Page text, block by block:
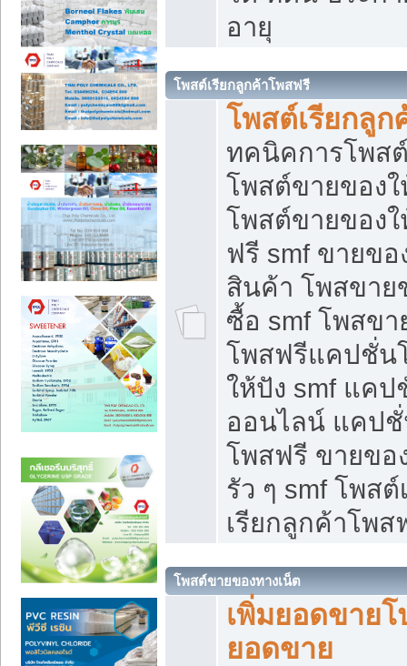
อายุ
โพสต์เรียกลูกค้าโพสฟรี
โพสต์เรียกลูก
ทคนิคการโพส
โพสต์ขายของ
โพสต์ขายของ
ฟรี smf ขายข
สินค้า โพสขาย
ซื้อ smf โพสข
โพสฟรีแคปชั่น
ให้ปัง smf แค
ออนไลน์ แคป
โพสฟรี ขายขอ
รัว ๆ smf โพส
เรียกลูกค้าโพส
โพสต์ขายของทางเน็ต
เพิ่มยอดขาย
ยอดขาย